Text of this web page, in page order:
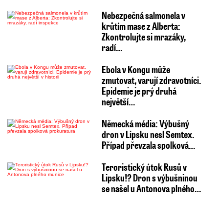
Nebezpečná salmonela v
krůtím mase z Alberta:
Zkontrolujte si mrazáky,
radí…
Ebola v Kongu může
zmutovat, varují zdravotníci.
Epidemie je prý druhá
největší…
Německá média: Výbušný
dron v Lipsku nesl Semtex.
Případ převzala spolková…
Teroristický útok Rusů v
Lipsku!? Dron s výbušninou
se našel u Antonova plného…